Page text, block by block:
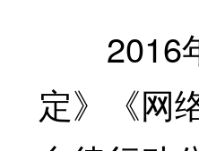
2016年
定》《网